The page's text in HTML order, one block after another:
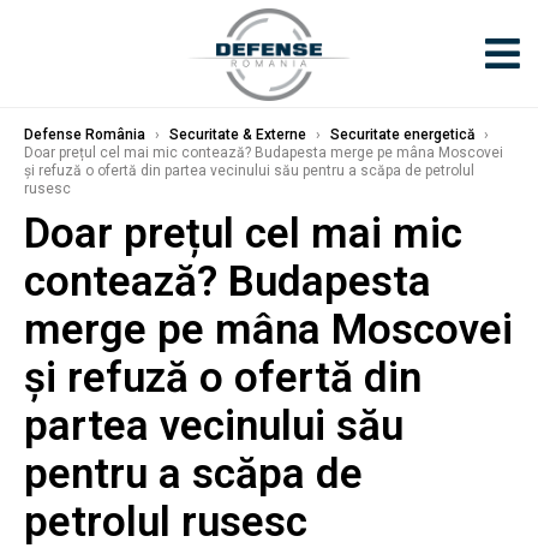
Defense România › Securitate & Externe › Securitate energetică ›
Doar prețul cel mai mic contează? Budapesta merge pe mâna Moscovei
și refuză o ofertă din partea vecinului său pentru a scăpa de petrolul
rusesc
Doar prețul cel mai mic
contează? Budapesta
merge pe mâna Moscovei
și refuză o ofertă din
partea vecinului său
pentru a scăpa de
petrolul rusesc